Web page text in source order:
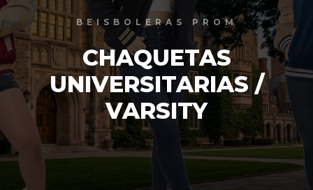
BEISBOLERAS PROM
CHAQUETAS
UNIVERSITARIAS /
VARSITY